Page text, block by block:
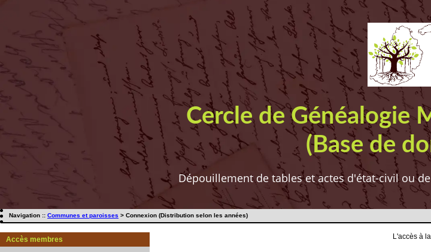
Cercle de Généalogie
(Base de
Dépouillement de tables et actes d'état-civil ou
Navigation :: Communes et paroisses > Connexion (Distribution selon les années)
Accès membres L'accès à